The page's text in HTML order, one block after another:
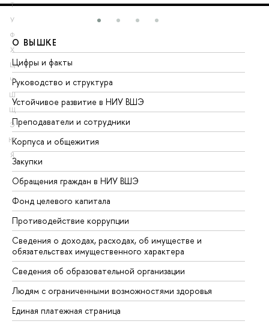
Т
У
Ф
Х
Ц
Ч
Ш
Щ
Э
Ю
Я
О ВЫШКЕ
Цифры и факты
Руководство и структура
Устойчивое развитие в НИУ ВШЭ
Преподаватели и сотрудники
Корпуса и общежития
Закупки
Обращения граждан в НИУ ВШЭ
Фонд целевого капитала
Противодействие коррупции
Сведения о доходах, расходах, об имуществе и
обязательствах имущественного характера
Сведения об образовательной организации
Людям с ограниченными возможностями здоровья
Единая платежная страница